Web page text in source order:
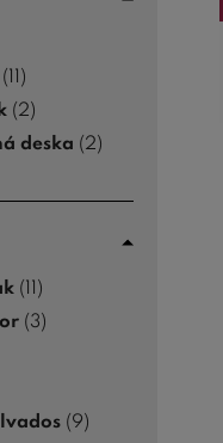
(11)
(2)
deska (2)
(11)
(3)
(9)